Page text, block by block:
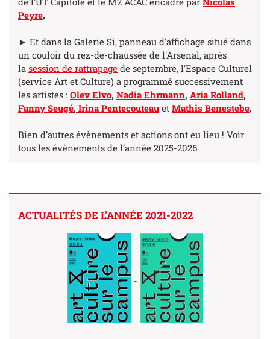
Peyre.
► Et dans la Galerie Si, panneau d'affichage situé dans
un couloir du rez-de-chaussée de l'Arsenal, après
la session de rattrapage de septembre, l'Espace Culturel
(service Art et Culture) a programmé successivement
les artistes : Olev Elvo, Nadia Ehrmann, Aria Rolland,
Fanny Seugé, Irina Pentecouteau et Mathis Benestebe.
Bien d’autres évènements et actions ont eu lieu ! Voir
tous les évènements de l’année 2025-2026
ACTUALITÉS DE L'ANNÉE 2021-2022